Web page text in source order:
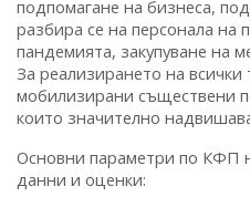
подпомагане на бизнеса,
разбира се на персонала на
пандемията, закупуване на
За реализирането на всички
мобилизирани съществени
които значително
Основни параметри по КФП
данни и оценки: